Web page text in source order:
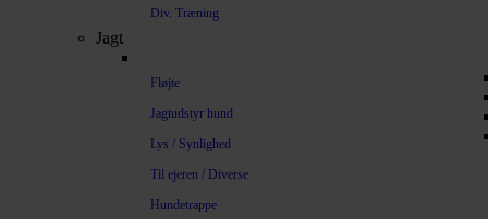
Div. Træning
Jagt
Fløjte
Jagtudstyr hund
Lys / Synlighed
Til ejeren / Diverse
Hundetrappe